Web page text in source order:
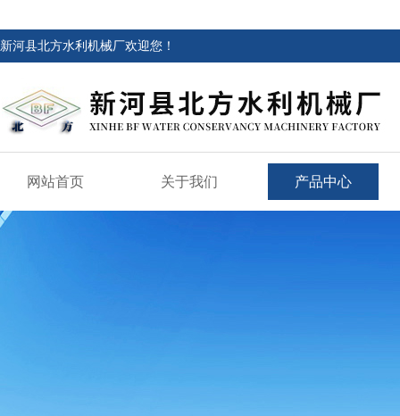
新河县北方水利机械厂欢迎您！
网站首页 关于我们 产品中心